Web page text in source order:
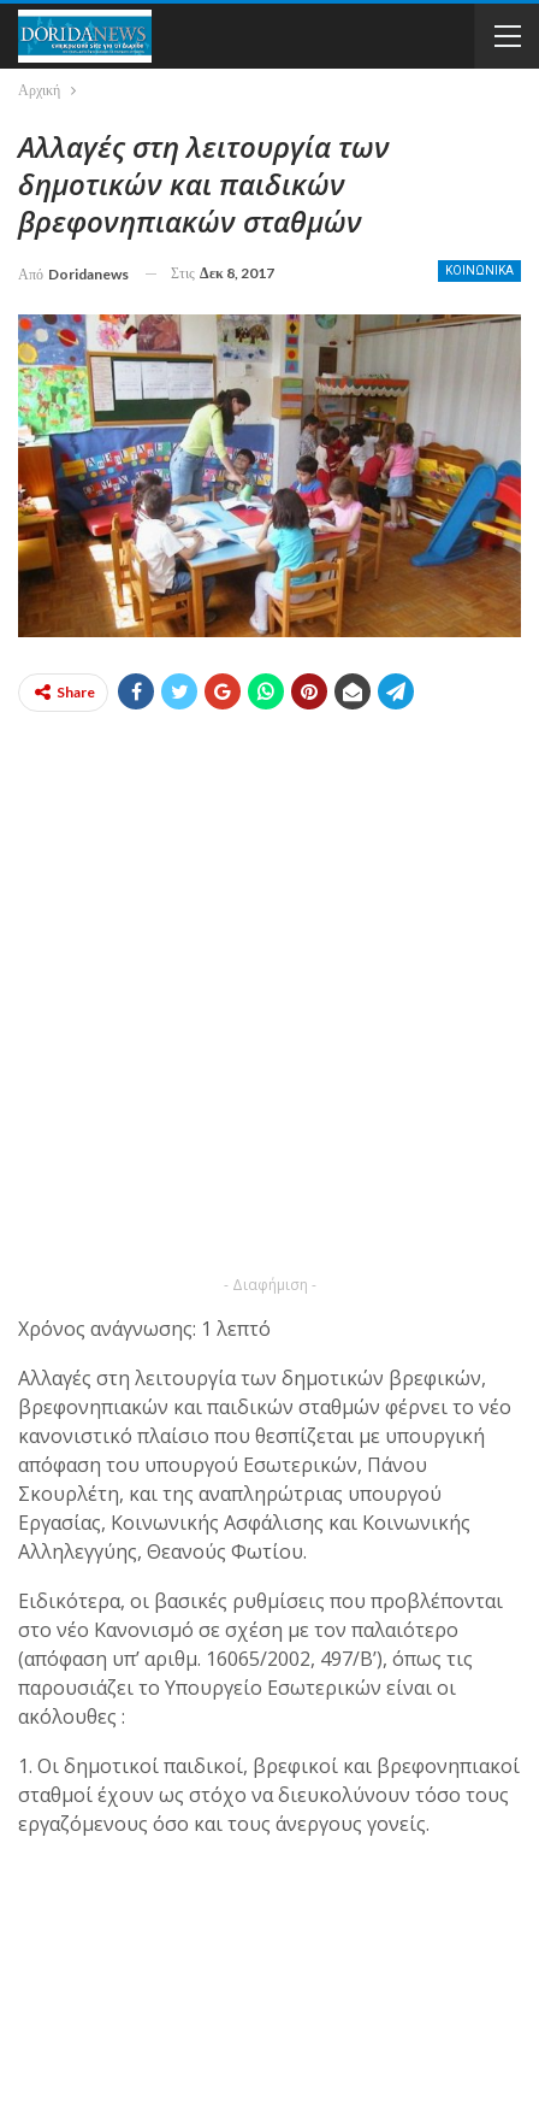
Αρχική
Αλλαγές στη λειτουργία των
δημοτικών και παιδικών
βρεφονηπιακών σταθμών
ΚΟΙΝΩΝΙΚΑ
Από Doridanews Στις Δεκ 8, 2017
Share
- Διαφήμιση -
Χρόνος ανάγνωσης: 1 λεπτό
Αλλαγές στη λειτουργία των δημοτικών βρεφικών,
βρεφονηπιακών και παιδικών σταθμών φέρνει το νέο
κανονιστικό πλαίσιο που θεσπίζεται με υπουργική
απόφαση του υπουργού Εσωτερικών, Πάνου
Σκουρλέτη, και της αναπληρώτριας υπουργού
Εργασίας, Κοινωνικής Ασφάλισης και Κοινωνικής
Αλληλεγγύης, Θεανούς Φωτίου.
Ειδικότερα, οι βασικές ρυθμίσεις που προβλέπονται
στο νέο Κανονισμό σε σχέση με τον παλαιότερο
(απόφαση υπ’ αριθμ. 16065/2002, 497/Β’), όπως τις
παρουσιάζει το Υπουργείο Εσωτερικών είναι οι
ακόλουθες :
1. Οι δημοτικοί παιδικοί, βρεφικοί και βρεφονηπιακοί
σταθμοί έχουν ως στόχο να διευκολύνουν τόσο τους
εργαζόμενους όσο και τους άνεργους γονείς.